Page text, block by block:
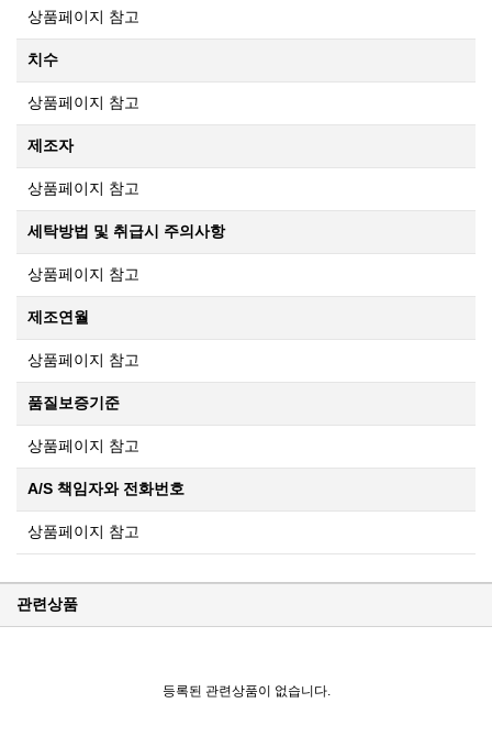
상품페이지 참고
치수
상품페이지 참고
제조자
상품페이지 참고
세탁방법 및 취급시 주의사항
상품페이지 참고
제조연월
상품페이지 참고
품질보증기준
상품페이지 참고
A/S 책임자와 전화번호
상품페이지 참고
관련상품
등록된 관련상품이 없습니다.
KPP 브랜드 품질 보증 안내